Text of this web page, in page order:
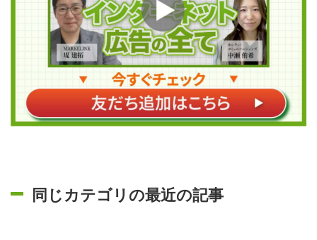
同じカテゴリの最近の記事